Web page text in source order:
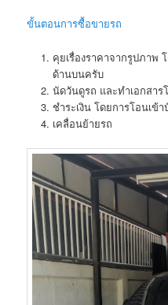
ขั้นตอนการซื้อขายรถ
คุยเรื่องราคาจากรูปภาพ
ด้านบนครับ
นัดวันดูรถ และทำเอกสา
ชำระเงิน โดยการโอนเข้
เคลื่อนย้ายรถ